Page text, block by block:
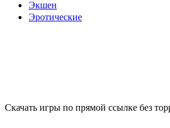
Экшен
Эротические
Скачать игры по прямой ссылке без